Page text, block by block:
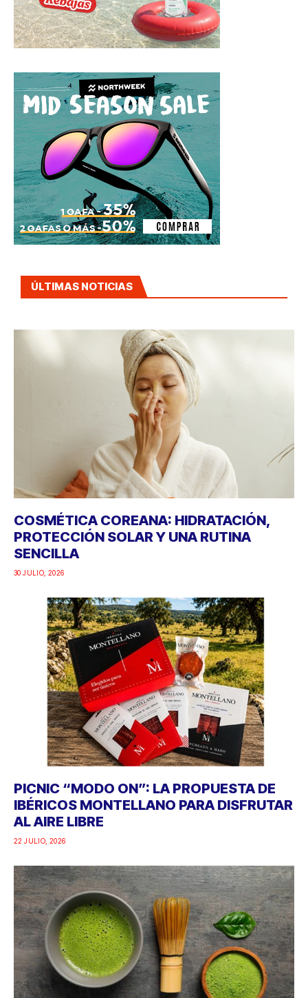
ÚLTIMAS NOTICIAS
COSMÉTICA COREANA: HIDRATACIÓN,
PROTECCIÓN SOLAR Y UNA RUTINA
SENCILLA
30 JULIO, 2026
PICNIC “MODO ON”: LA PROPUESTA DE
IBÉRICOS MONTELLANO PARA DISFRUTAR
AL AIRE LIBRE
22 JULIO, 2026